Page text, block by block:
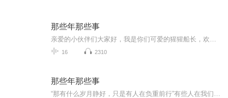
那些年那些事
16 2310
那些年那些事